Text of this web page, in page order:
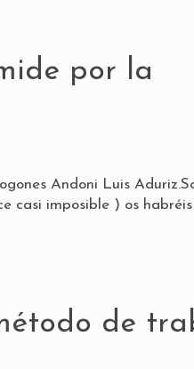
por la
Andoni Luis
casi imposible ) os
de